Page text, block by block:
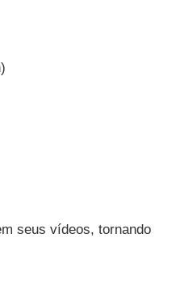
seus vídeos, tornando